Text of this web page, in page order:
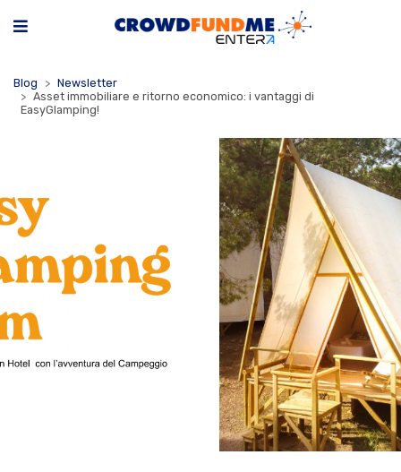
Blog
Newsletter
Asset immobiliare e ritorno economico: i vantaggi di
EasyGlamping!